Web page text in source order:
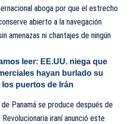
aboga por que el estrecho
abierto a la navegación
amenazas ni chantajes de ningún
leer: EE.UU. niega que
hayan burlado su
los puertos de Irán
Panamá se produce después de
Revolucionaria iraní anunció este